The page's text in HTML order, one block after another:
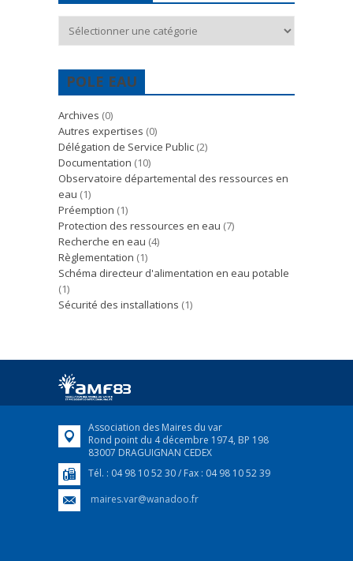
POLE EAU
Archives (0)
Autres expertises (0)
Délégation de Service Public (2)
Documentation (10)
Observatoire départemental des ressources en
eau (1)
Préemption (1)
Protection des ressources en eau (7)
Recherche en eau (4)
Règlementation (1)
Schéma directeur d'alimentation en eau potable
(1)
Sécurité des installations (1)
Association des Maires du var
Rond point du 4 décembre 1974, BP 198
83007 DRAGUIGNAN CEDEX
Tél. : 04 98 10 52 30 / Fax : 04 98 10 52 39
maires.var@wanadoo.fr